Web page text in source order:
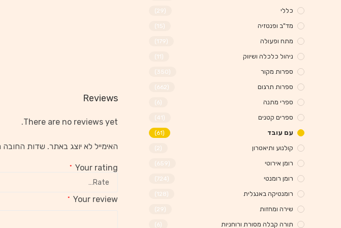
Reviews
There are no reviews yet.
האימייל לא יוצג באתר. שדות החובה
Your rating
*
Your review
*
כללי (29)
מד"ב ופנטזיה (15)
מתח ופעולה (179)
ניהול כלכלה ושיווק (11)
ספרות מקור (350)
ספרות תרגום (662)
ספרי מתנה (6)
ספרים קטנים (41)
עם עובד (61)
קולנוע ותיאטרון (2)
רומן אירוטי (659)
רומן רומנטי (724)
רומנטיקה באנגלית (128)
שירה ומחזות (29)
תורה קבלה מסורת ורוחניות (6)